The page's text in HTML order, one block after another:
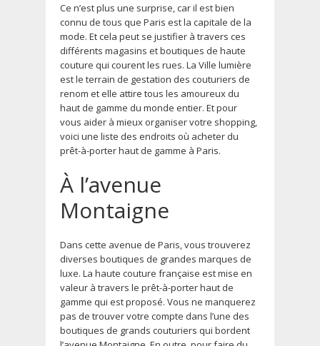
Ce n’est plus une surprise, car il est bien
connu de tous que Paris est la capitale de la
mode. Et cela peut se justifier à travers ces
différents magasins et boutiques de haute
couture qui courent les rues. La Ville lumière
est le terrain de gestation des couturiers de
renom et elle attire tous les amoureux du
haut de gamme du monde entier. Et pour
vous aider à mieux organiser votre shopping,
voici une liste des endroits où acheter du
prêt-à-porter haut de gamme à Paris.
À l’avenue
Montaigne
Dans cette avenue de Paris, vous trouverez
diverses boutiques de grandes marques de
luxe. La haute couture française est mise en
valeur à travers le prêt-à-porter haut de
gamme qui est proposé. Vous ne manquerez
pas de trouver votre compte dans l’une des
boutiques de grands couturiers qui bordent